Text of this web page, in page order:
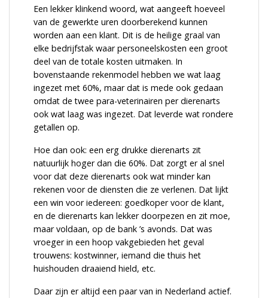
Een lekker klinkend woord, wat aangeeft hoeveel
van de gewerkte uren doorberekend kunnen
worden aan een klant. Dit is de heilige graal van
elke bedrijfstak waar personeelskosten een groot
deel van de totale kosten uitmaken. In
bovenstaande rekenmodel hebben we wat laag
ingezet met 60%, maar dat is mede ook gedaan
omdat de twee para-veterinairen per dierenarts
ook wat laag was ingezet. Dat leverde wat rondere
getallen op.
Hoe dan ook: een erg drukke dierenarts zit
natuurlijk hoger dan die 60%. Dat zorgt er al snel
voor dat deze dierenarts ook wat minder kan
rekenen voor de diensten die ze verlenen. Dat lijkt
een win voor iedereen: goedkoper voor de klant,
en de dierenarts kan lekker doorpezen en zit moe,
maar voldaan, op de bank ’s avonds. Dat was
vroeger in een hoop vakgebieden het geval
trouwens: kostwinner, iemand die thuis het
huishouden draaiend hield, etc.
Daar zijn er altijd een paar van in Nederland actief.